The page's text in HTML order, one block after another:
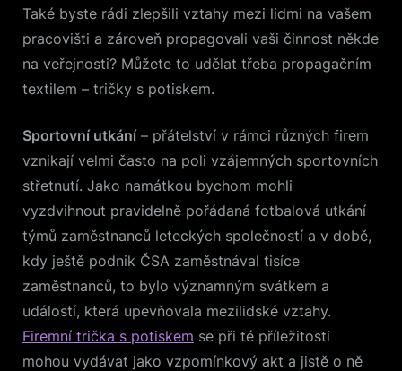
Také byste rádi zlepšili vztahy mezi lidmi na vašem
pracovišti a zároveň propagovali vaši činnost někde
na veřejnosti? Můžete to udělat třeba propagačním
textilem – tričky s potiskem.
Sportovní utkání– přátelství v rámci různých firem
vznikají velmi často na poli vzájemných sportovních
střetnutí. Jako namátkou bychom mohli
vyzdvihnout pravidelně pořádaná fotbalová utkání
týmů zaměstnanců leteckých společností a v době,
kdy ještě podnik ČSA zaměstnával tisíce
zaměstnanců, to bylo významným svátkem a
událostí, která upevňovala mezilidské vztahy.
Firemní trička s potiskem se při té příležitosti
mohou vydávat jako vzpomínkový akt a jistě o ně